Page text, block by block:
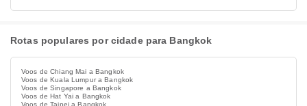
Rotas populares por cidade para Bangkok
Voos de Chiang Mai a Bangkok
Voos de Kuala Lumpur a Bangkok
Voos de Singapore a Bangkok
Voos de Hat Yai a Bangkok
Voos de Taipei a Bangkok